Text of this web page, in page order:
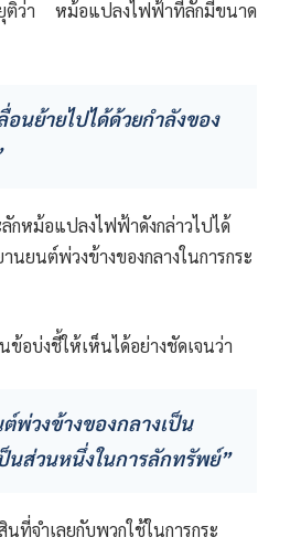
ยุติว่า หม้อแปลงไฟฟ้าที่ลักมีขนาด
อนย้ายไปได้ด้วยกำลังของ
กหม้อแปลงไฟฟ้าดังกล่าวไปได้
นยนต์พ่วงข้างของกลางในการกระ
อบ่งชี้ให้เห็นได้อย่างชัดเจนว่า
พ่วงข้างของกลางเป็น
นส่วนหนึ่งในการลักทรัพย์”
ที่จำเลยกับพวกใช้ในการกระ